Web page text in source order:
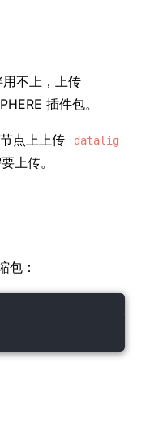
不上，上传
插件包。
点上上传
datalig
上传。
包：